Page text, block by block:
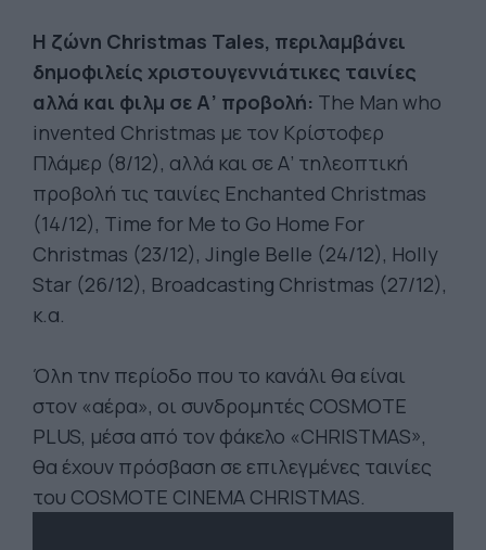
Η ζώνη Christmas Tales, περιλαμβάνει
δημοφιλείς χριστουγεννιάτικες ταινίες
αλλά και φιλμ σε Α’ προβολή: The Man who
invented Christmas με τον Κρίστοφερ
Πλάμερ (8/12), αλλά και σε Α’ τηλεοπτική
προβολή τις ταινίες Enchanted Christmas
(14/12), Time for Me to Go Home For
Christmas (23/12), Jingle Belle (24/12), Holly
Star (26/12), Broadcasting Christmas (27/12),
κ.α.
Όλη την περίοδο που το κανάλι θα είναι
στον «αέρα», οι συνδρομητές COSMOTE
PLUS, μέσα από τον φάκελο «CHRISTMAS»,
θα έχουν πρόσβαση σε επιλεγμένες ταινίες
του COSMOTE CINEMA CHRISTMAS.